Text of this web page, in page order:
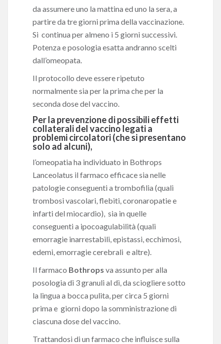
da assumere uno la mattina ed uno la sera, a
partire da tre giorni prima della vaccinazione.
Si continua per almeno i 5 giorni successivi.
Potenza e posologia esatta andranno scelti
dall’omeopata.
Il protocollo deve essere ripetuto
normalmente sia per la prima che per la
seconda dose del vaccino.
Per la prevenzione di possibili effetti
collaterali del vaccino legati a
problemi circolatori (che si presentano
solo ad alcuni),
l’omeopatia ha individuato in Bothrops
Lanceolatus il farmaco efficace sia nelle
patologie conseguenti a trombofilia (quali
trombosi vascolari, flebiti, coronaropatie e
infarti del miocardio), sia in quelle
conseguenti a ipocoagulabilità (quali
emorragie inarrestabili, epistassi, ecchimosi,
edemi, emorragie cerebrali e altre).
Il farmaco Bothrops va assunto per alla
posologia di 3 granuli al dì, da sciogliere sotto
la lingua a bocca pulita, per circa 5 giorni
prima e giorni dopo la somministrazione di
ciascuna dose del vaccino.
Trattandosi di un farmaco che influisce sulla